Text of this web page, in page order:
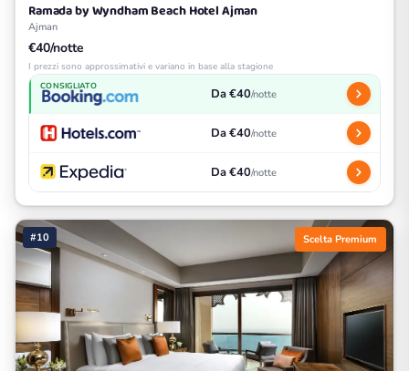
Ramada by Wyndham Beach Hotel Ajman
Ajman
€40/notte
I prezzi sono approssimativi e variano in base alla stagione
CONSIGLIATO Da €40/notte
Da €40/notte
Da €40/notte
#10 Scelta Premium